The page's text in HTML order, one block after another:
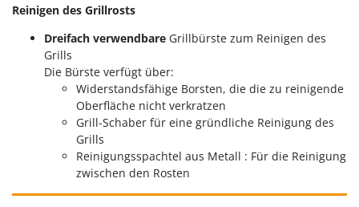
Nilfisk
Ninja
Novatec
Novital
NuovaFac
Officine Savioli
Reinigen des Grillrosts
Dreifach verwendbare Grillbürste zum Reinigen des
Grills
Die Bürste verfügt über:
Widerstandsfähige Borsten, die die zu reinigende
Oberfläche nicht verkratzen
Grill-Schaber für eine gründliche Reinigung des
Grills
Reinigungsspachtel aus Metall : Für die Reinigung
zwischen den Rosten